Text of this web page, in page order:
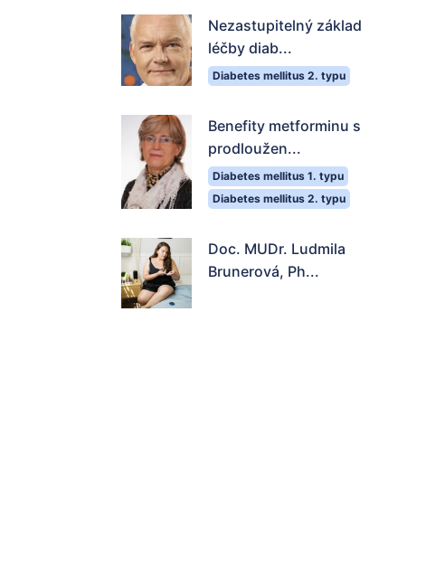
Nezastupitelný základ
léčby diab...
Diabetes mellitus 2. typu
Benefity metforminu s
prodloužen...
Diabetes mellitus 1. typu
Diabetes mellitus 2. typu
Doc. MUDr. Ludmila
Brunerová, Ph...